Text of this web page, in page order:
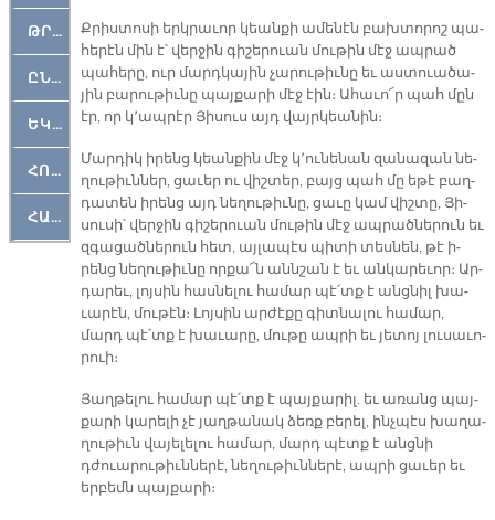
ԹՐՔԱՀԱՅ ԿԵԱՆՔ
ԸՆԿԵՐԱՄՇԱԿՈՒԹԱՅԻՆ
ԵԿԵՂԵՑԱԿԱՆ
ՀՈԳԵՄՏԱՒՈՐ
ՀԱՐԹԱԿ
Քրիս­տո­սի երկ­րա­ւոր կեան­քի ա­մե­նէն բախ­տո­րոշ պա­
հե­րէն մին է՝ վեր­ջին գի­շե­րուան մու­թին մէջ ապ­րած
պա­հե­րը, ուր մարդ­կա­յին չա­րու­թիւ­նը եւ աս­տուա­ծա­
յին բա­րու­թիւ­նը պայ­քա­րի մէջ էին։ Ա­հա­ւո՜ր պահ մըն
էր, որ կ՚ապ­րէր Յի­սուս այդ վայր­կեա­նին։
Մար­դիկ ի­րենց կեան­քին մէջ կ՚ու­նե­նան զա­նա­զան նե­
ղու­թիւն­ներ, ցա­ւեր ու վիշ­տեր, բայց պահ մը ե­թէ բաղ­
դա­տեն ի­րենց այդ նե­ղու­թիւ­նը, ցա­ւը կամ վիշ­տը, Յի­
սու­սի՝ վեր­ջին գի­շե­րուան մու­թին մէջ ապ­րած­նե­րուն եւ
զգա­ցած­նե­րուն հետ, այ­լա­պէս պի­տի տես­նեն, թէ ի­
րենց նե­ղու­թիւ­նը որ­քա՜ն անն­շան է եւ ան­կա­րե­ւոր։ Ար­
դա­րեւ, լոյ­սին հաս­նե­լու հա­մար պէ՛տք է անց­նիլ խա­
ւա­րէն, մու­թէն։ Լոյ­սին ար­ժէ­քը գիտ­նա­լու հա­մար,
մարդ պէ՛տք է խա­ւա­րը, մու­թը ապ­րի եւ յե­տոյ լու­սա­ւո­
րուի։
Յաղ­թե­լու հա­մար պէ՛տք է պայ­քա­րիլ. եւ ա­ռանց պայ­
քա­րի կա­րե­լի չէ յաղ­թա­նակ ձեռք բե­րել, ինչ­պէս խա­ղա­
ղու­թիւն վա­յե­լե­լու հա­մար, մարդ պէտք է անց­նի
դժուա­րու­թիւն­նե­րէ, նե­ղու­թիւն­նե­րէ, ապ­րի ցա­ւեր եւ
եր­բեմն պայ­քա­րի։